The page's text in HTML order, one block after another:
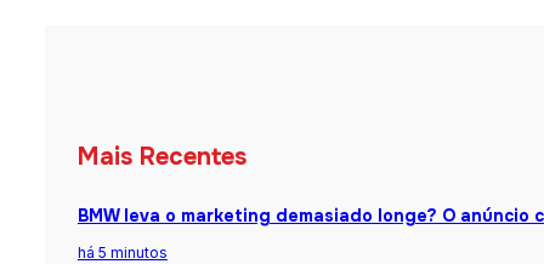
Mais Recentes
BMW leva o marketing demasiado longe? O
há 5 minutos